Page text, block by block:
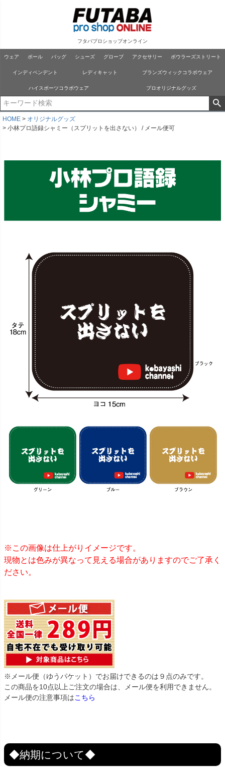
フタバプロショップオンライン
ウェア ボール バッグ シューズ グローブ アクセサリー ボウラーズストリート
インディペンデント レディキャット ブランズウィックコラボウェア
ハイスポーツコラボウェア プロオリジナルグッズ
HOME
オリジナルグッズ
小林プロ語録シャミー（スプリットを出さない） / メール便可
※この画像は仕上がりイメージです。
現物とは色みが異なって見える場合がありますのでご了承く
ださい。
※メール便（ゆうパケット）でお届けできるのは９点のみです。
この商品を10点以上ご注文の場合は、メール便を利用できません。
メール便の注意事項はこちら
◆納期について◆